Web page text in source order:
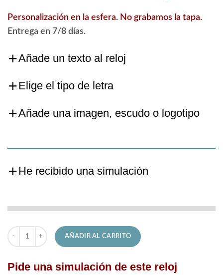
Personalización en la esfera. No grabamos la tapa.
Entrega en 7/8 días.
Añade un texto al reloj
Elige el tipo de letra
Añade una imagen, escudo o logotipo
He recibido una simulación
Reloj Festina de Hombre F20542/1 Timeless cantidad
AÑADIR AL CARRITO
Pide una simulación de este reloj